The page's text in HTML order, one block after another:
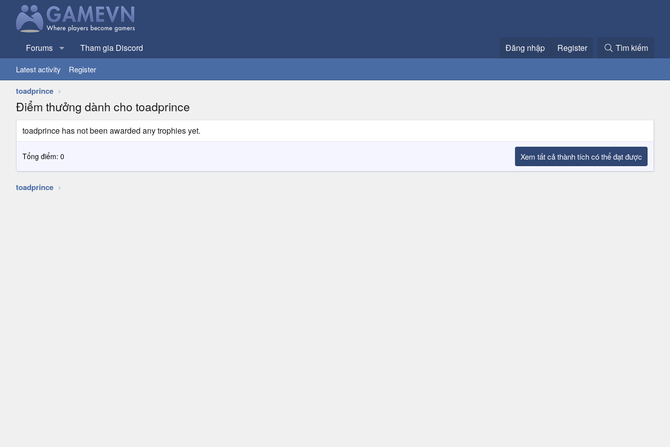
Forums Tham gia Discord Đăng nhập Register Tìm kiếm
Latest activity Register
toadprince
Điểm thưởng dành cho toadprince
toadprince has not been awarded any trophies yet.
Tổng điểm: 0 Xem tất cả thành tích có thể đạt được
toadprince